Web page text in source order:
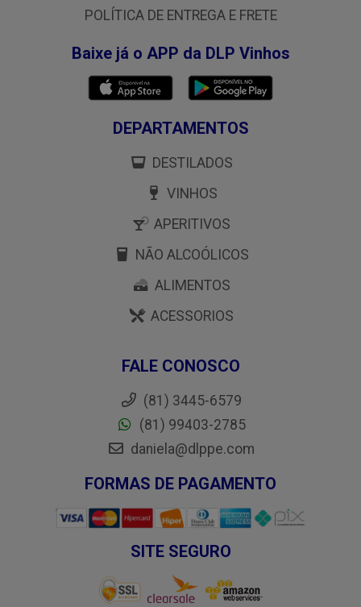
POLÍTICA DE ENTREGA E FRETE
Baixe já o APP da DLP Vinhos
DEPARTAMENTOS
DESTILADOS
VINHOS
APERITIVOS
NÃO ALCOÓLICOS
ALIMENTOS
ACESSORIOS
FALE CONOSCO
(81) 3445-6579
(81) 99403-2785
daniela@dlppe.com
FORMAS DE PAGAMENTO
SITE SEGURO